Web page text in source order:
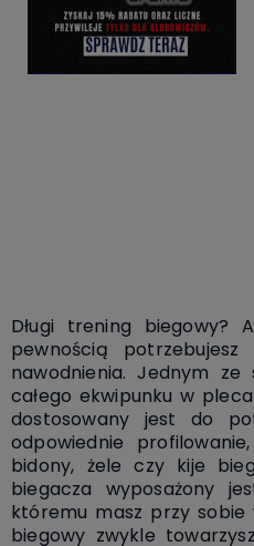
Długi trening biegowy?
pewnością
nawodnienia. Jednym
całego ekwipunku w
dostosowany jest do
odpowiednie
bidony, żele czy kije
biegacza wyposażony
któremu masz przy sobie
biegowy zwykle